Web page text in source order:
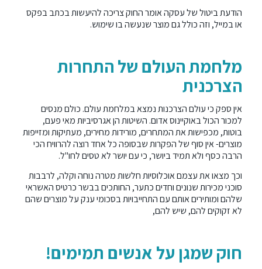
הודעת ביטול של עסקה אומר החוק צריכה להיעשות בכתב בפקס
או במייל, וזה כולל גם מוצר שנעשה בו שימוש.
מלחמת העולם של התחרות
הצרכנית
אין ספק כי עולם הצרכנות נמצא במלחמת עולם. כולם מנסים
למכור הכול באוקיינוס אדום. השיטות הן אגרסיביות מאי פעם,
בוטות, מכפישות את המתחרים, מורידות מחירים, מעתיקות ומזייפות
מוצרים- אין סוף של הפקרות שבסופה כל אחד רוצה להרוויח הכי
הרבה כסף ולא תמיד ביושר, כי עם יושר לא טסים לחו"ל.
וכך מצאו את עצמם אוכלוסיות חלשות מטרה נוחה וקלה, לרבבות
סוכני מכירות שנונים וחדים כתער, החותכים בבשר כרטיס האשראי
שלהם ומותירים אותם עם התחייבויות בסכומי ענק על מוצרים שהם
לא זקוקים להם, שיש להם,
חוק שמגן על אנשים תמימים!